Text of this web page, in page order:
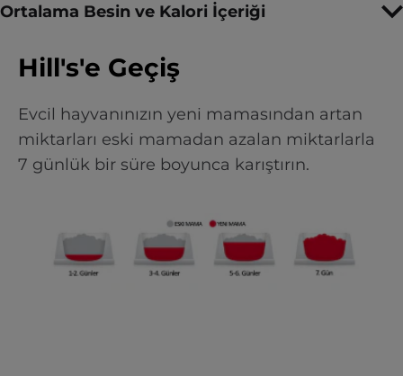
Ortalama Besin ve Kalori İçeriği
Hill's'e Geçiş
Evcil hayvanınızın yeni mamasından artan
miktarları eski mamadan azalan miktarlarla
7 günlük bir süre boyunca karıştırın.